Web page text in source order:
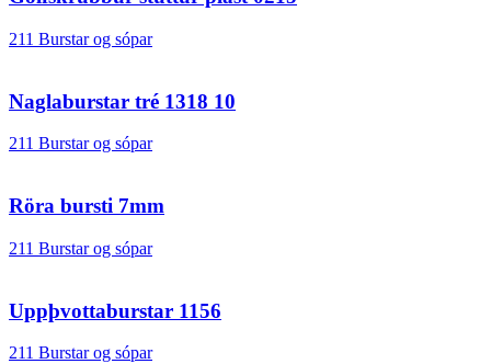
211 Burstar og sópar
Naglaburstar tré 1318 10
211 Burstar og sópar
Röra bursti 7mm
211 Burstar og sópar
Uppþvottaburstar 1156
211 Burstar og sópar